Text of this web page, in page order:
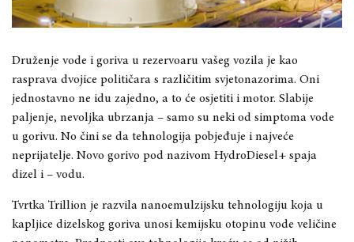
Druženje vode i goriva u rezervoaru vašeg vozila je kao
rasprava dvojice političara s različitim svjetonazorima. Oni
jednostavno ne idu zajedno, a to će osjetiti i motor. Slabije
paljenje, nevoljka ubrzanja – samo su neki od simptoma vode
u gorivu. No čini se da tehnologija pobjeđuje i najveće
neprijatelje. Novo gorivo pod nazivom HydroDiesel+ spaja
dizel i – vodu.
Tvrtka Trillion je razvila nanoemulzijsku tehnologiju koja u
kapljice dizelskog goriva unosi kemijsku otopinu vode veličine